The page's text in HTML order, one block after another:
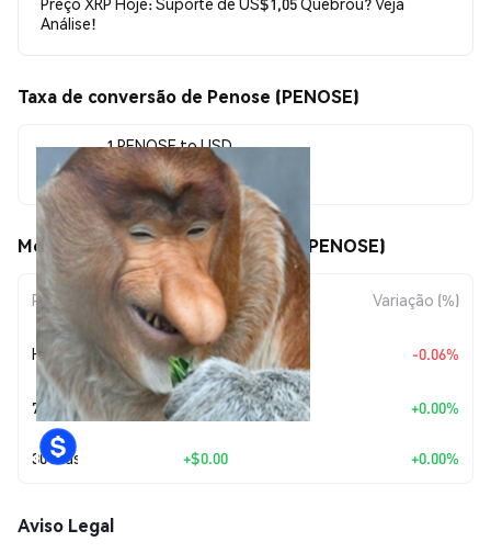
Análise!
Taxa de conversão de Penose (PENOSE)
1 PENOSE to USD
$0.00000905
Movimentos de preço de Penose (PENOSE)
Período Variação do Valor Variação (%)
Hoje +$0.08 4984 -0.06%
7 Dias +$0.00 +0.00%
30 Dias +$0.00 +0.00%
Aviso Legal